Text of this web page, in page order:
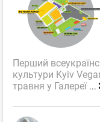
Перший
культури Kyiv
травня у Галереї ...